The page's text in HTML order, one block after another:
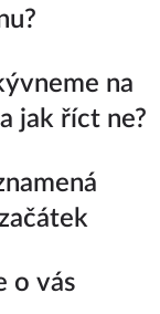
na
jak říct ne?
o vás